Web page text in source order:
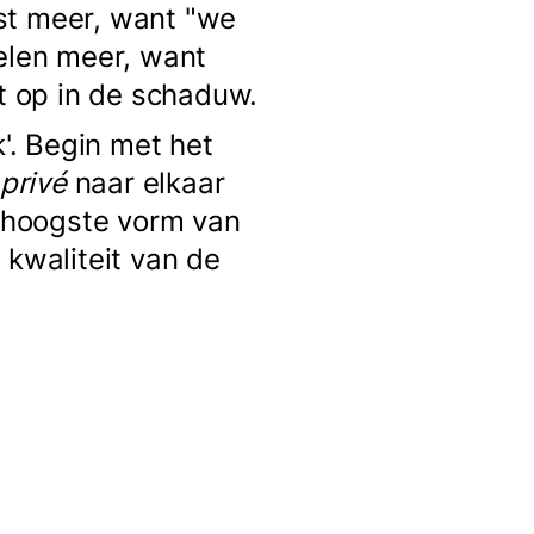
meer, want "we
meer, want
in de schaduw.
Begin met het
privénaar elkaar
vorm van
kwaliteit van de